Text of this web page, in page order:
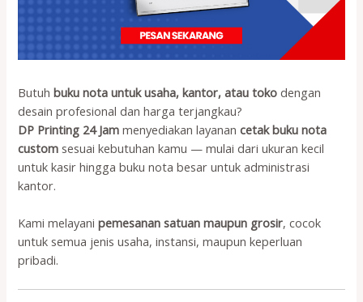
Butuhbuku nota untuk usaha, kantor, atau toko dengan
desain profesional dan harga terjangkau?
DP Printing 24 Jam menyediakan layanancetak buku nota
custom sesuai kebutuhan kamu — mulai dari ukuran kecil
untuk kasir hingga buku nota besar untuk administrasi
kantor.
Kami melayanipemesanan satuan maupun grosir, cocok
untuk semua jenis usaha, instansi, maupun keperluan
pribadi.